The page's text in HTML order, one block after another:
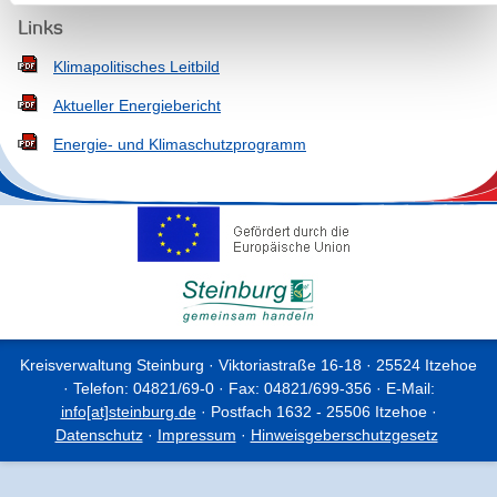
Links
Klimapolitisches Leitbild
Aktueller Energiebericht
Energie- und Klimaschutzprogramm
Kreisverwaltung Steinburg · Viktoriastraße 16-18 · 25524 Itzehoe
· Telefon: 04821/69-0 · Fax: 04821/699-356 · E-Mail:
info[at]steinburg.de· Postfach 1632 - 25506 Itzehoe ·
Datenschutz· Impressum · Hinweisgeberschutzgesetz